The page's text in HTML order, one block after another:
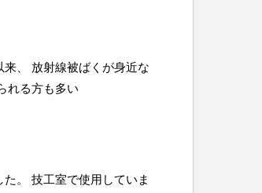
、 放射線被ばくが身近な
れる方も多い
。 技工室で使用していま